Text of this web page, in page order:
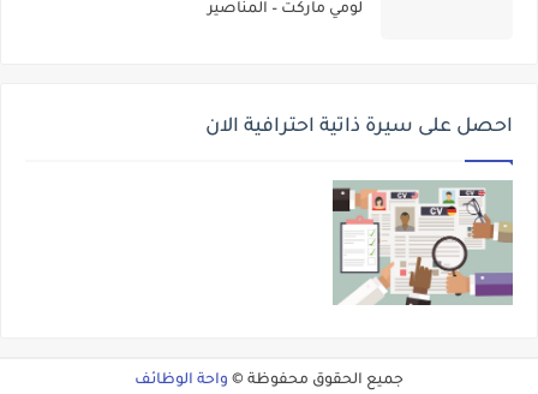
لومي ماركت – المناصير
احصل على سيرة ذاتية احترافية الان
جميع الحقوق محفوظة © واحة الوظائف